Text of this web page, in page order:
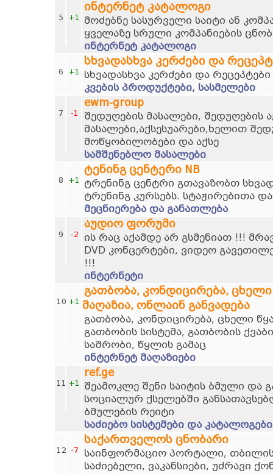
5 +1
ინტერნეტ კატალოგი
მოძებნე სასურველი საიტი ან
ყველაზე სრული კომპანიების
ინტერნეტ კატალოგი
6 +1
სხვადასხვა კერძები და
სხვადასხვა კერძები და რეცეპტები
კვების პროდუქტები, სასმელები
7 -1
ewm-group
შედუღების მასალები, შედუღების
მასალები,აქსესუარები,ხელით
მოწყობილობები და აქსე
სამშენებლო მასალები
8 +1
ტენინგ ცენტერი NB
ტრენინგ ცენტრი გთავაზობთ
ტრენინგ კურსებს. სტაჟირებითა
მეცნიერება და განათლება
9 -2
აუდიო ფორუმი
ის რაც აქამდე არ გსმენიათ !!!
DVD კონცერტები, ვიდეო
!!!
ინტერნეტი
10 +1
გათბობა, კონდიცირება,
მაღაზია, ონლაინ განვადება
გათბობა, კონდიცირება, ცხელი
გათბობის სისტემა, გათბობის
საშრობი, წყლის გამაც
ინტერნეტ მაღაზიები
11 +1
ref.ge
შეამოკლე შენი საიტის ბმული და
სოციალურ ქსელებში
ბმულების რეიტი
საძიებო სისტემები და კატალოგები
12 -7
საქართველოს ცნობარი
საინფორმაციო პორტალი,
საძიებელი, ვაკანსიები, უძრავი